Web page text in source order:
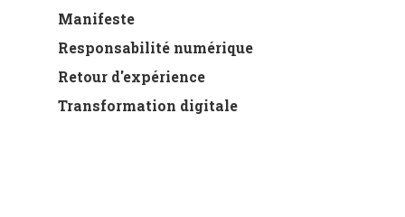
Manifeste
Responsabilité numérique
Retour d'expérience
Transformation digitale